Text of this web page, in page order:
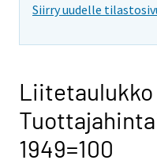
Siirry uudelle
Liitetaulukko
1949=100